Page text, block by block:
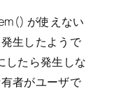
が使えない
生したようで
したら発生しな
者がユーザで